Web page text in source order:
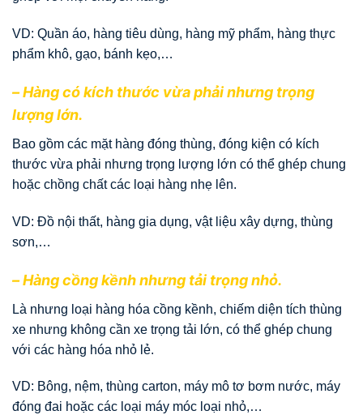
VD: Quần áo, hàng tiêu dùng, hàng mỹ phẩm, hàng thực
phẩm khô, gạo, bánh kẹo,…
– Hàng có kích thước vừa phải nhưng trọng
lượng lớn.
Bao gồm các mặt hàng đóng thùng, đóng kiện có kích
thước vừa phải nhưng trọng lượng lớn có thể ghép chung
hoặc chồng chất các loại hàng nhẹ lên.
VD: Đồ nội thất, hàng gia dụng, vật liệu xây dựng, thùng
sơn,…
– Hàng cồng kềnh nhưng tải trọng nhỏ.
Là nhưng loại hàng hóa cồng kềnh, chiếm diện tích thùng
xe nhưng không cần xe trọng tải lớn, có thể ghép chung
với các hàng hóa nhỏ lẻ.
VD: Bông, nệm, thùng carton, máy mô tơ bơm nước, máy
đóng đai hoặc các loại máy móc loại nhỏ,…